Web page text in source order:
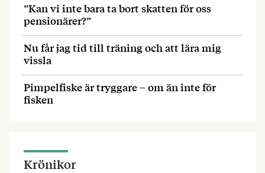
”Kan vi inte bara ta bort skatten för oss
pensionärer?”
Nu får jag tid till träning och att lära mig
vissla
Pimpelfiske är tryggare – om än inte för
fisken
Krönikor